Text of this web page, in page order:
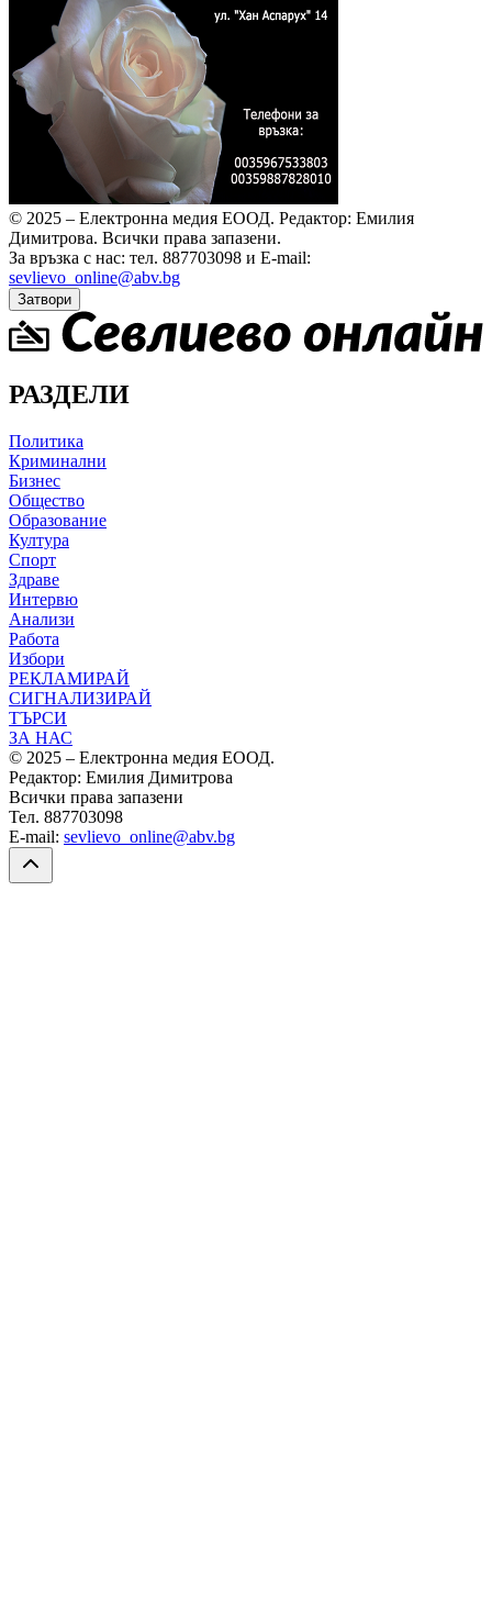
© 2025 – Електронна медия ЕООД. Редактор: Емилия
Димитрова. Всички права запазени.
За връзка с нас: тел. 887703098 и E-mail:
sevlievo_online@abv.bg
Затвори
РАЗДЕЛИ
Политика
Криминални
Бизнес
Общество
Образование
Култура
Спорт
Здраве
Интервю
Анализи
Работа
Избори
РЕКЛАМИРАЙ
СИГНАЛИЗИРАЙ
ТЪРСИ
ЗА НАС
© 2025 – Електронна медия ЕООД.
Редактор: Емилия Димитрова
Всички права запазени
Тел. 887703098
E-mail: sevlievo_online@abv.bg